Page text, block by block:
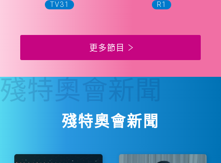
TV31 R1
更多節目
殘特奧會新聞
殘特奧會